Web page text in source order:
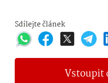
Sdílejte článek
Vstoupit